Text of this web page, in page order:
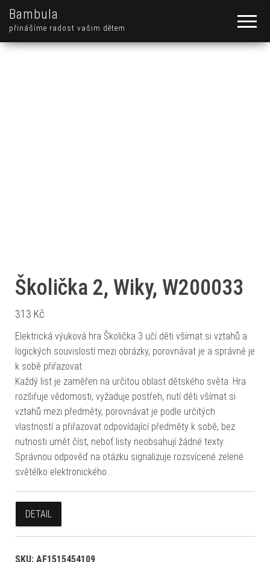
Bambula
přinášíme radost vašim dětem
Školička 2, Wiky, W200033
313 Kč
Elektrická výuková hra Školička 3 učí děti všímat si vztahů a
logických souvislostí mezi obrázky, porovnávat je a správně je
k sobě přiřazovat.
Každý list je zaměřen na určitou oblast dětského světa. Hra
rozšiřuje vědomosti, vyžaduje postřeh, nutí děti všímat si
vztahů mezi předměty, porovnávat je podle určitých
vlastností a přiřazovat odpovídající předměty k sobě, bez
nutnosti umět číst, neboť listy neobsahují žádné texty.
Správnou odpověď na otázku signalizuje rozsvícené zelené
světélko elektronického…
DETAIL
SKU: AF1515454109